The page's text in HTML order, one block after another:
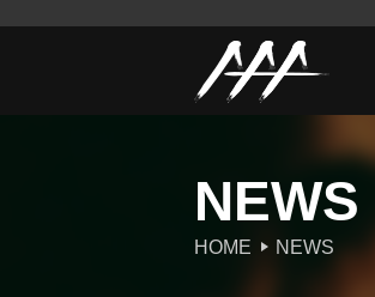
NEWS
HOME NEWS